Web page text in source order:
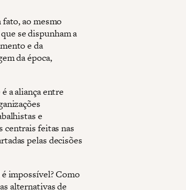
ao mesmo
se dispunham a
e da
da época,
a aliança entre
e
centrais feitas nas
pelas decisões
impossível? Como
alternativas de